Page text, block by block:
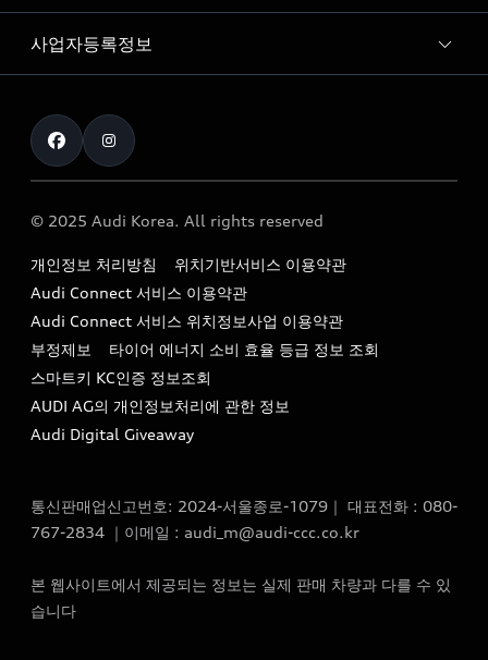
아우디 모델 비교하기
아우디 공식 인증 중고차
The new Audi A6 Taste Drive 이벤트
Audi Connect
myAudiworld
내비게이션 데이터 다운로드
아우디 영상 매뉴얼
서비스 센터
서비스 프로그램
아우디 e-tron 케어 프로그램
사설수리업체를 위한 권고사항
아우디 브랜드
Formula 1
Audi Story
아우디코리아 소식
아우디코리아 소개
아우디 스토리
아우디 브랜드 히스토리
quattro 시스템
사업자등록정보
통신판매업신고번호 : 2024-서울종로-1079
대표자명 : 틸 셰어
딩)
이메일 : audi_m@audi-ccc.co.kr
© 2025 Audi Korea. All rights reserved
개인정보 처리방침
위치기반서비스 이용약관
Audi Connect 서비스 이용약관
Audi Connect 서비스 위치정보사업 이용약관
부정제보
타이어 에너지 소비 효율 등급 정보 조회
스마트키 KC인증 정보조회
AUDI AG의 개인정보처리에 관한 정보
Audi Digital Giveaway
통신판매업신고번호: 2024-서울종로-1079｜ 대표전화 : 080-
767-2834 ｜이메일 : audi_m@audi-ccc.co.kr
본 웹사이트에서 제공되는 정보는 실제 판매 차량과 다를 수 있
습니다